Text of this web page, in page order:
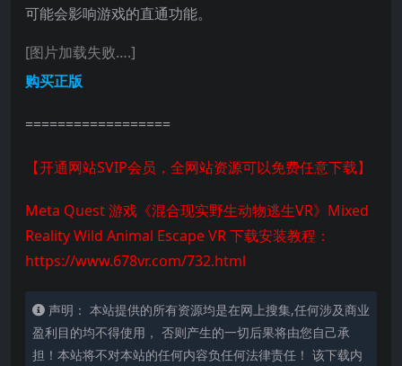
可能会影响游戏的直通功能。
[图片加载失败….]
购买正版
==================
【开通网站SVIP会员，全网站资源可以免费任意下载】
Meta Quest 游戏《混合现实野生动物逃生VR》Mixed
Reality Wild Animal Escape VR 下载安装教程：
https://www.678vr.com/732.html
声明： 本站提供的所有资源均是在网上搜集,任何涉及商业
盈利目的均不得使用， 否则产生的一切后果将由您自己承
担！本站将不对本站的任何内容负任何法律责任！ 该下载内